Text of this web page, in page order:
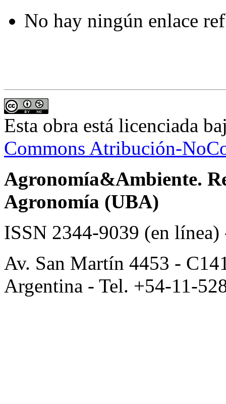
No hay ningún enlace
Esta obra está licenciada
Commons Atribución-
Agronomía&Ambiente.
Agronomía (UBA)
ISSN 2344-9039 (en
Av. San Martín 4453 -
Argentina - Tel. +54-11-